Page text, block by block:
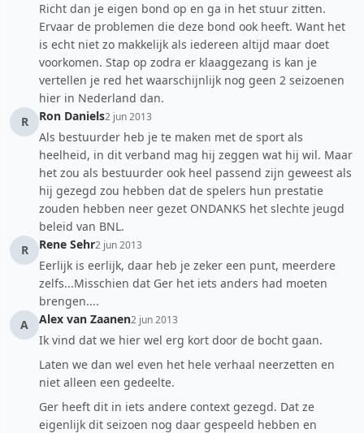
Richt dan je eigen bond op en ga in het stuur zitten.
Ervaar de problemen die deze bond ook heeft. Want het
is echt niet zo makkelijk als iedereen altijd maar doet
voorkomen. Stap op zodra er klaaggezang is kan je
vertellen je red het waarschijnlijk nog geen 2 seizoenen
hier in Nederland dan.
R
Ron Daniels2 jun 2013
Als bestuurder heb je te maken met de sport als
heelheid, in dit verband mag hij zeggen wat hij wil. Maar
het zou als bestuurder ook heel passend zijn geweest als
hij gezegd zou hebben dat de spelers hun prestatie
zouden hebben neer gezet ONDANKS het slechte jeugd
beleid van BNL.
R
Rene Sehr2 jun 2013
Eerlijk is eerlijk, daar heb je zeker een punt, meerdere
zelfs...Misschien dat Ger het iets anders had moeten
brengen....
A
Alex van Zaanen2 jun 2013
Ik vind dat we hier wel erg kort door de bocht gaan.
Laten we dan wel even het hele verhaal neerzetten en
niet alleen een gedeelte.
Ger heeft dit in iets andere context gezegd. Dat ze
eigenlijk dit seizoen nog daar gespeeld hebben en